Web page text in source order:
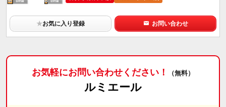
★お気に入り登録 お問い合わせ
お気軽にお問い合わせください！ （無料）
ルミエール